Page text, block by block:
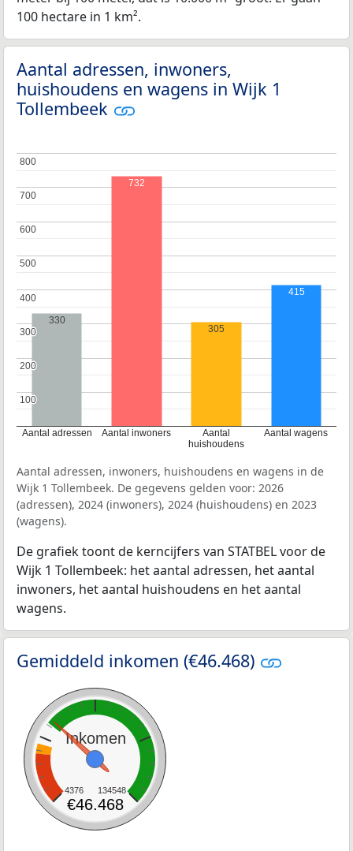
100 hectare in 1 km².
Aantal adressen, inwoners,
huishoudens en wagens in Wijk 1
Tollembeek
Aantal adressen Aantal inwoners
Aantal
huishoudens
Aantal wagens
100
100
200
200
300
300
400
400
500
500
600
600
700
700
800
800
330
732
305
415
Aantal adressen, inwoners, huishoudens en wagens in de
Wijk 1 Tollembeek. De gegevens gelden voor: 2026
(adressen), 2024 (inwoners), 2024 (huishoudens) en 2023
(wagens).
De grafiek toont de kerncijfers van STATBEL voor de
Wijk 1 Tollembeek: het aantal adressen, het aantal
inwoners, het aantal huishoudens en het aantal
wagens.
Gemiddeld inkomen (€46.468)
Inkomen
4376 134548
€46.468